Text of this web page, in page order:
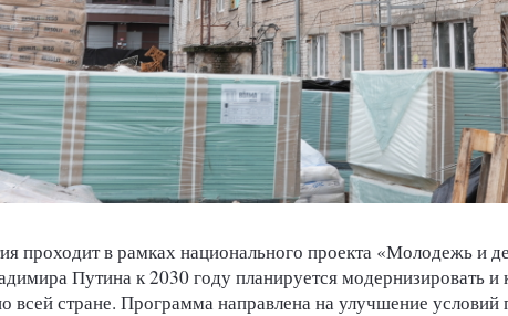
проходит в рамках национального проекта «Молодежь и
Путина к 2030 году планируется модернизировать и
всей стране. Программа направлена на улучшение условий